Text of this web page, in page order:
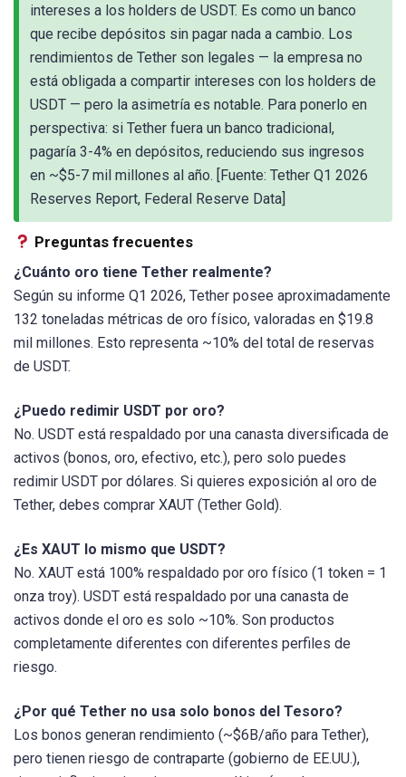
intereses a los holders de USDT. Es como un banco
que recibe depósitos sin pagar nada a cambio. Los
rendimientos de Tether son legales — la empresa no
está obligada a compartir intereses con los holders de
USDT — pero la asimetría es notable. Para ponerlo en
perspectiva: si Tether fuera un banco tradicional,
pagaría 3-4% en depósitos, reduciendo sus ingresos
en ~$5-7 mil millones al año. [Fuente: Tether Q1 2026
Reserves Report, Federal Reserve Data]
Preguntas frecuentes
¿Cuánto oro tiene Tether realmente?
Según su informe Q1 2026, Tether posee aproximadamente
132 toneladas métricas de oro físico, valoradas en $19.8
mil millones. Esto representa ~10% del total de reservas
de USDT.
¿Puedo redimir USDT por oro?
No. USDT está respaldado por una canasta diversificada de
activos (bonos, oro, efectivo, etc.), pero solo puedes
redimir USDT por dólares. Si quieres exposición al oro de
Tether, debes comprar XAUT (Tether Gold).
¿Es XAUT lo mismo que USDT?
No. XAUT está 100% respaldado por oro físico (1 token = 1
onza troy). USDT está respaldado por una canasta de
activos donde el oro es solo ~10%. Son productos
completamente diferentes con diferentes perfiles de
riesgo.
¿Por qué Tether no usa solo bonos del Tesoro?
Los bonos generan rendimiento (~$6B/año para Tether),
pero tienen riesgo de contraparte (gobierno de EE.UU.),